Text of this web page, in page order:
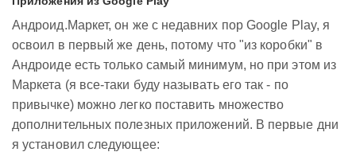
Андроид.Маркет, он же с недавних пор Google Play, я
освоил в первый же день, потому что "из коробки" в
Андроиде есть только самый минимум, но при этом из
Маркета (я все-таки буду называть его так - по
привычке) можно легко поставить множество
дополнительных полезных приложений. В первые дни
я установил следующее: